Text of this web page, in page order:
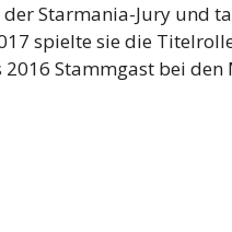
Starmania-Jury und
spielte sie die
Stammgast bei den